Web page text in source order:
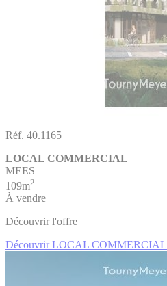
Réf. 40.1165
LOCAL COMMERCIAL
MEES
109m2
À vendre
Découvrir l'offre
Découvrir LOCAL COMMERCIAL